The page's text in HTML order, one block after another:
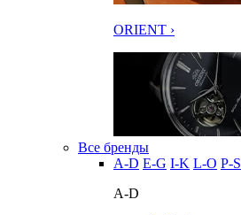
ORIENT ›
Все бренды
A-D E-G I-K L-O P-S
A-D